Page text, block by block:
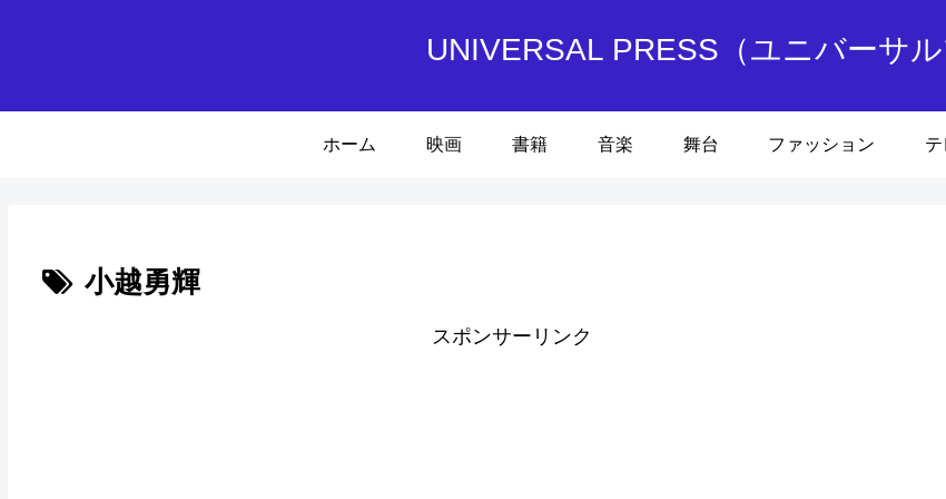
UNIVERSAL PRESS（ユニバーサル
ホーム 映画 書籍 音楽 舞台 ファッション
小越勇輝
スポンサーリンク